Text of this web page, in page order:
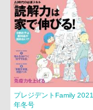
プレジデントFamily 2021
年冬号